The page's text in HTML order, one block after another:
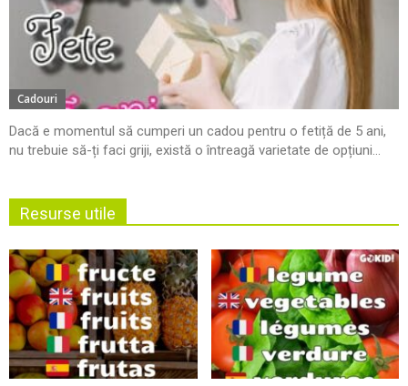
Cadouri
Dacă e momentul să cumperi un cadou pentru o fetiță de 5 ani,
nu trebuie să-ți faci griji, există o întreagă varietate de opțiuni...
Resurse utile